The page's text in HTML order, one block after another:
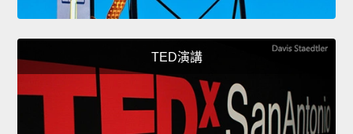
TED演講